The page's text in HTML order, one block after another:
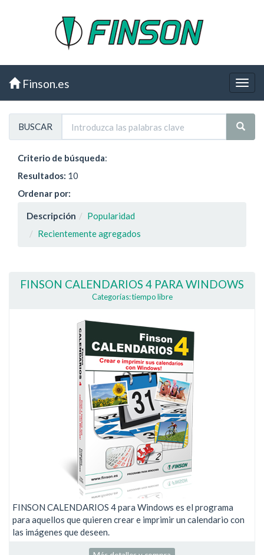
Finson.es
BUSCAR
Criterio de búsqueda:
Resultados: 10
Ordenar por:
Descripción
Popularidad
Recientemente agregados
FINSON CALENDARIOS 4 PARA WINDOWS
Categorías: tiempo libre
FINSON CALENDARIOS 4 para Windows es el programa
para aquellos que quieren crear e imprimir un calendario con
las imágenes que deseen.